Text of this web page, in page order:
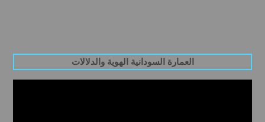
العمارة السودانية الهوية والدلالات